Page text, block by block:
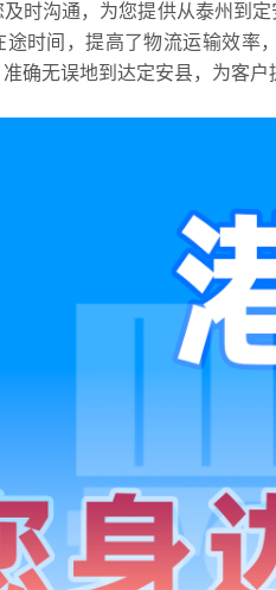
时沟通，为您提供从泰州到
途时间，提高了物流运输效率
确无误地到达定安县，为客户